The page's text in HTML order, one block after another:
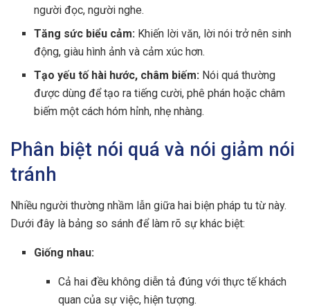
người đọc, người nghe.
Tăng sức biểu cảm: Khiến lời văn, lời nói trở nên sinh
động, giàu hình ảnh và cảm xúc hơn.
Tạo yếu tố hài hước, châm biếm: Nói quá thường
được dùng để tạo ra tiếng cười, phê phán hoặc châm
biếm một cách hóm hỉnh, nhẹ nhàng.
Phân biệt nói quá và nói giảm nói
tránh
Nhiều người thường nhầm lẫn giữa hai biện pháp tu từ này.
Dưới đây là bảng so sánh để làm rõ sự khác biệt:
Giống nhau:
Cả hai đều không diễn tả đúng với thực tế khách
quan của sự việc, hiện tượng.